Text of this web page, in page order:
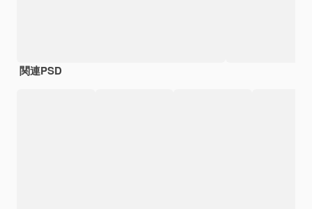
関連PSD